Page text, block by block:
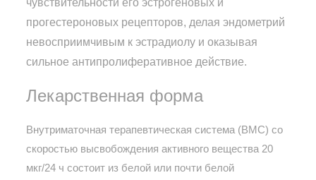
чувствительности его эстрогеновых и
прогестероновых рецепторов, делая эндометрий
невосприимчивым к эстрадиолу и оказывая
сильное антипролиферативное действие.
Лекарственная форма
Внутриматочная терапевтическая система (ВМС) со
скоростью высвобождения активного вещества 20
мкг/24 ч состоит из белой или почти белой